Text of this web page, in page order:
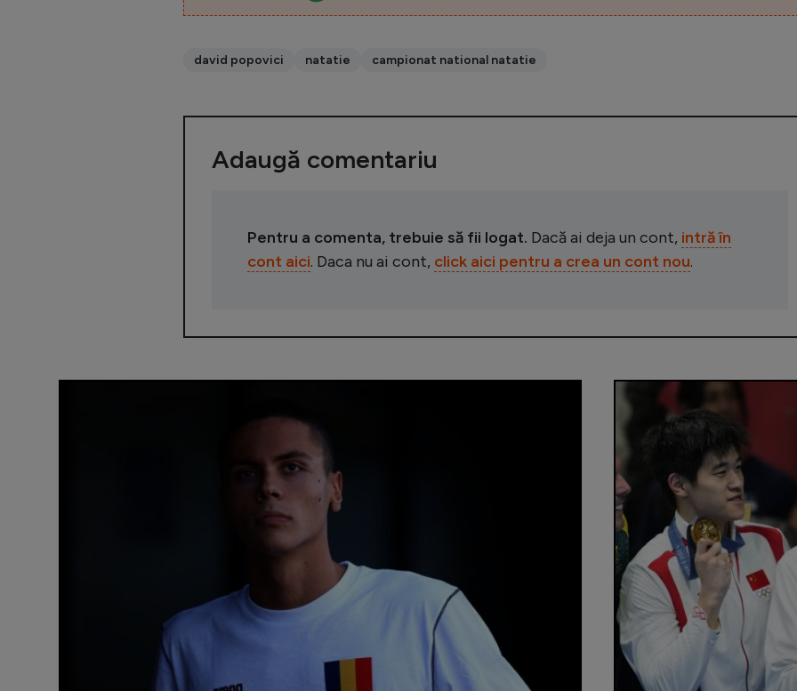
david popovici natatie campionat national natatie
Adaugă comentariu
Pentru a comenta, trebuie să fii logat. Dacă ai deja un cont, intră în
cont aici. Daca nu ai cont, click aici pentru a crea un cont nou.